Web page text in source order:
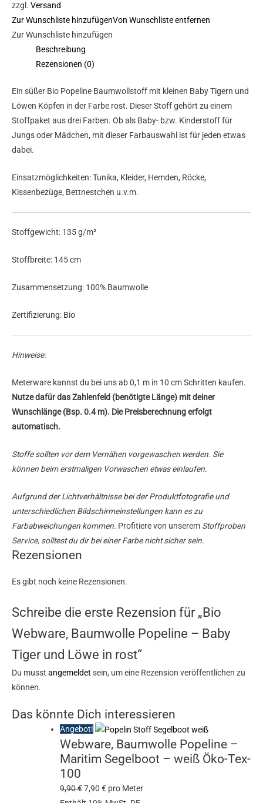
zzgl. Versand
Zur Wunschliste hinzufügenVon Wunschliste entfernen
Zur Wunschliste hinzufügen
Beschreibung
Rezensionen (0)
Ein süßer Bio Popeline Baumwollstoff mit kleinen Baby Tigern und
Löwen Köpfen in der Farbe rost. Dieser Stoff gehört zu einem
Stoffpaket aus drei Farben. Ob als Baby- bzw. Kinderstoff für
Jungs oder Mädchen, mit dieser Farbauswahl ist für jeden etwas
dabei.
Einsatzmöglichkeiten: Tunika, Kleider, Hemden, Röcke,
Kissenbezüge, Bettnestchen u.v.m.
Stoffgewicht: 135 g/m²
Stoffbreite: 145 cm
Zusammensetzung: 100% Baumwolle
Zertifizierung: Bio
Hinweise:
Meterware kannst du bei uns ab 0,1 m in 10 cm Schritten kaufen.
Nutze dafür das Zahlenfeld (benötigte Länge) mit deiner
Wunschlänge (Bsp. 0.4 m). Die Preisberechnung erfolgt
automatisch.
Stoffe sollten vor dem Vernähen vorgewaschen werden. Sie
können beim erstmaligen Vorwaschen etwas einlaufen.
Aufgrund der Lichtverhältnisse bei der Produktfotografie und
unterschiedlichen Bildschirmeinstellungen kann es zu
Farbabweichungen kommen. Profitiere von unserem Stoffproben
Service, solltest du dir bei einer Farbe nicht sicher sein.
Rezensionen
Es gibt noch keine Rezensionen.
Schreibe die erste Rezension für „Bio
Webware, Baumwolle Popeline – Baby
Tiger und Löwe in rost“
Du musst angemeldet sein, um eine Rezension veröffentlichen zu
können.
Das könnte Dich interessieren
Angebot!
Webware, Baumwolle Popeline –
Maritim Segelboot – weiß Öko-Tex-
100
9,90€7,90€ pro Meter